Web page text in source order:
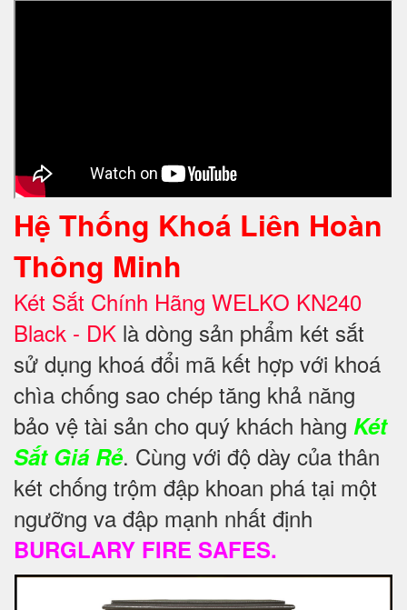
Hệ Thống Khoá Liên Hoàn
Thông Minh
Két Sắt Chính Hãng WELKO KN240
Black - DK là dòng sản phẩm két sắt
sử dụng khoá đổi mã kết hợp với khoá
chìa chống sao chép tăng khả năng
bảo vệ tài sản cho quý khách hàng Két
Sắt Giá Rẻ. Cùng với độ dày của thân
két chống trộm đập khoan phá tại một
ngưỡng va đập mạnh nhất định
BURGLARY FIRE SAFES.